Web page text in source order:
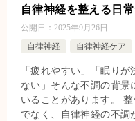
自律神経を整える日
公開日： 2025年9月26日
自律神経
自律神経ケア
「疲れやすい」「眠り
ない」そんな不調の背景
いることがあります。
でなく、自律神経の不調